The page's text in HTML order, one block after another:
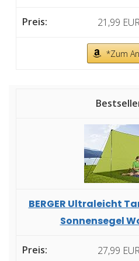
21,99
*Zum
BERGER Ultraleicht
Sonnensegel
27,99